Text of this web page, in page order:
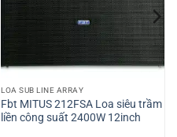
LOA SUB LINE ARRAY
Fbt MITUS 212FSA Loa siêu trầm
liền công suất 2400W 12inch